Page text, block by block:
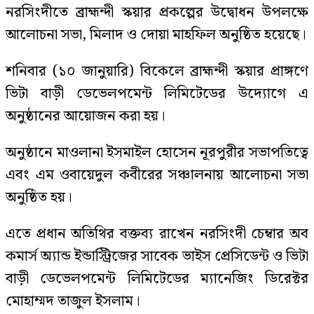
নরসিংদীতে ব্রাহ্মন্দী স্কয়ার প্রকল্পের উদ্বোধন উপলক্ষে
আলোচনা সভা, মিলাদ ও দোয়া মাহফিল অনুষ্ঠিত হয়েছে।
শনিবার (১০ জানুয়ারি) বিকেলে ব্রাহ্মন্দী স্কয়ার প্রাঙ্গণে
ভিটা বাড়ী ডেভেলপমেন্ট লিমিটেডের উদ্যোগে এ
অনুষ্ঠানের আয়োজন করা হয়।
অনুষ্ঠানে মাওলানা ইসমাইল হোসেন নূরপুরীর সভাপতিত্বে
এবং এম ওবায়েদুল কবীরের সঞ্চালনায় আলোচনা সভা
অনুষ্ঠিত হয়।
এতে প্রধান অতিথির বক্তব্য রাখেন নরসিংদী চেম্বার অব
কমার্স অ্যান্ড ইন্ডাস্ট্রিজের সাবেক ভাইস প্রেসিডেন্ট ও ভিটা
বাড়ী ডেভেলপমেন্ট লিমিটেডের ম্যানেজিং ডিরেক্টর
মোহাম্মদ তাজুল ইসলাম।